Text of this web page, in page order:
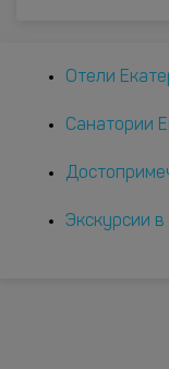
Отели
Санатории
Экскурсии